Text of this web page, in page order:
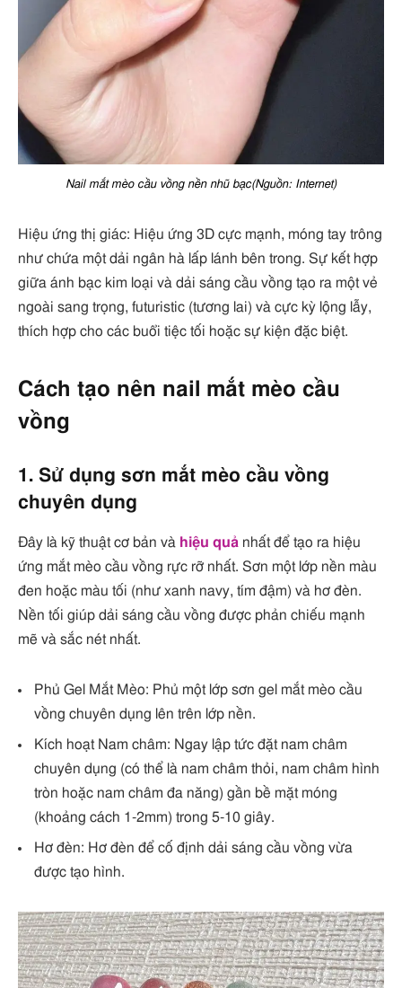
Nail mắt mèo cầu vồng nền nhũ bạc(Nguồn: Internet)
Hiệu ứng thị giác: Hiệu ứng 3D cực mạnh, móng tay trông
như chứa một dải ngân hà lấp lánh bên trong. Sự kết hợp
giữa ánh bạc kim loại và dải sáng cầu vồng tạo ra một vẻ
ngoài sang trọng, futuristic (tương lai) và cực kỳ lộng lẫy,
thích hợp cho các buổi tiệc tối hoặc sự kiện đặc biệt.
Cách tạo nên nail mắt mèo cầu
vồng
1. Sử dụng sơn mắt mèo cầu vồng
chuyên dụng
Đây là kỹ thuật cơ bản và hiệu quả nhất để tạo ra hiệu
ứng mắt mèo cầu vồng rực rỡ nhất. Sơn một lớp nền màu
đen hoặc màu tối (như xanh navy, tím đậm) và hơ đèn.
Nền tối giúp dải sáng cầu vồng được phản chiếu mạnh
mẽ và sắc nét nhất.
Phủ Gel Mắt Mèo: Phủ một lớp sơn gel mắt mèo cầu
vồng chuyên dụng lên trên lớp nền.
Kích hoạt Nam châm: Ngay lập tức đặt nam châm
chuyên dụng (có thể là nam châm thỏi, nam châm hình
tròn hoặc nam châm đa năng) gần bề mặt móng
(khoảng cách 1-2mm) trong 5-10 giây.
Hơ đèn: Hơ đèn để cố định dải sáng cầu vồng vừa
được tạo hình.